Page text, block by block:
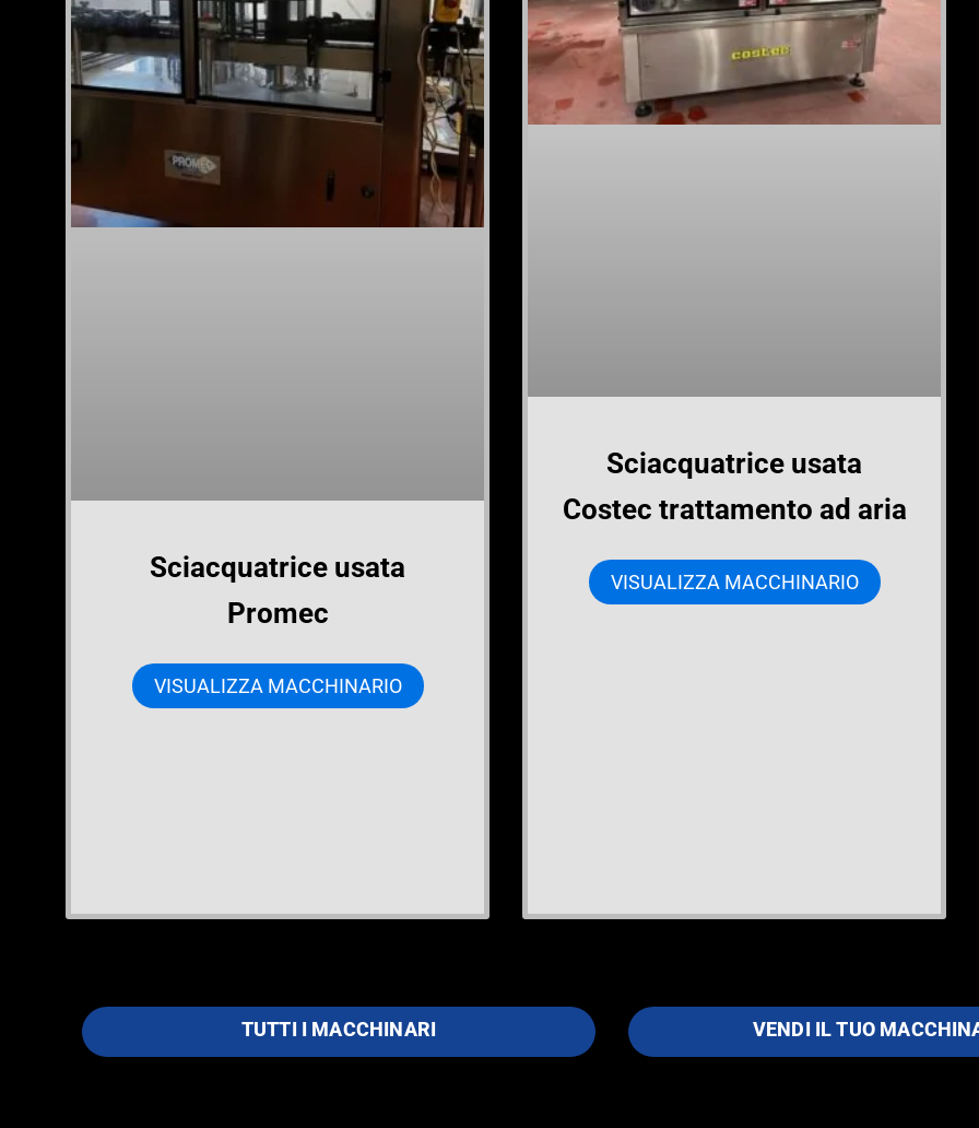
Sciacquatrice usata
Promec
VISUALIZZA MACCHINARIO
Sciacquatrice usata
Costec trattamento ad aria
VISUALIZZA MACCHINARIO
TUTTI I MACCHINARI VENDI IL TUO